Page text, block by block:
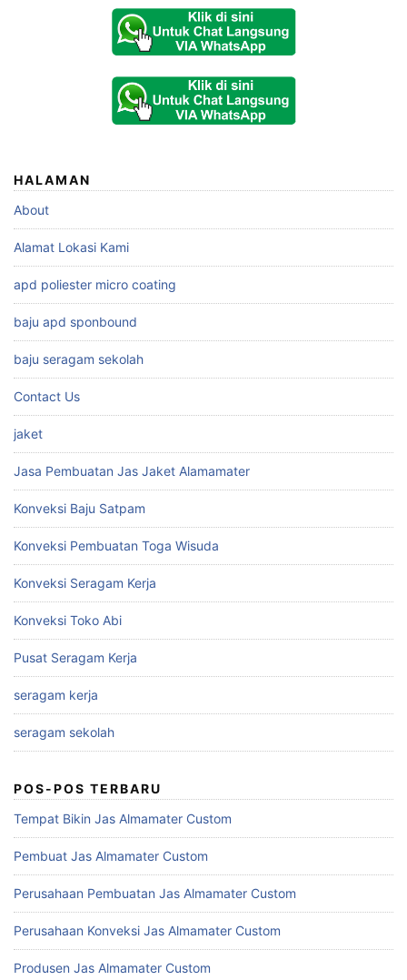
HALAMAN
About
Alamat Lokasi Kami
apd poliester micro coating
baju apd sponbound
baju seragam sekolah
Contact Us
jaket
Jasa Pembuatan Jas Jaket Alamamater
Konveksi Baju Satpam
Konveksi Pembuatan Toga Wisuda
Konveksi Seragam Kerja
Konveksi Toko Abi
Pusat Seragam Kerja
seragam kerja
seragam sekolah
POS-POS TERBARU
Tempat Bikin Jas Almamater Custom
Pembuat Jas Almamater Custom
Perusahaan Pembuatan Jas Almamater Custom
Perusahaan Konveksi Jas Almamater Custom
Produsen Jas Almamater Custom